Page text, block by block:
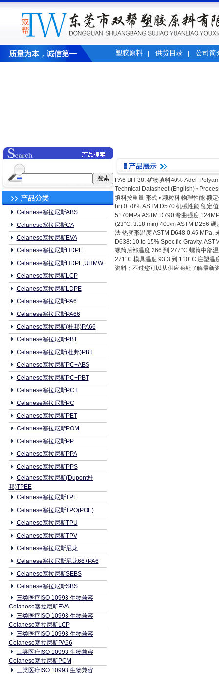
塑胶原料 供货目录 公司简
Celanese塞拉尼斯ABS
Celanese塞拉尼斯CA
Celanese塞拉尼斯EVA
Celanese塞拉尼斯HDPE
Celanese塞拉尼斯HDPE,UHMW
Celanese塞拉尼斯LCP
Celanese塞拉尼斯LDPE
Celanese塞拉尼斯PA6
Celanese塞拉尼斯PA66
Celanese塞拉尼斯(杜邦)PA66
Celanese塞拉尼斯PBT
Celanese塞拉尼斯(杜邦)PBT
Celanese塞拉尼斯PC+ABS
Celanese塞拉尼斯PC+PBT
Celanese塞拉尼斯PCT
Celanese塞拉尼斯PC
Celanese塞拉尼斯PET
Celanese塞拉尼斯POM
Celanese塞拉尼斯PP
Celanese塞拉尼斯PPA
Celanese塞拉尼斯PPS
Celanese塞拉尼斯(Dupont杜
邦)TPEE
Celanese塞拉尼斯TPE
Celanese塞拉尼斯TPO(POE)
Celanese塞拉尼斯TPU
Celanese塞拉尼斯TPV
Celanese塞拉尼斯尼龙
Celanese塞拉尼斯尼龙66+PA6
Celanese塞拉尼斯SEBS
Celanese塞拉尼斯SBS
三类医疗ISO 10993 生物兼容
Celanese塞拉尼斯EVA
三类医疗ISO 10993 生物兼容
Celanese塞拉尼斯LCP
三类医疗ISO 10993 生物兼容
Celanese塞拉尼斯PA66
三类医疗ISO 10993 生物兼容
Celanese塞拉尼斯POM
三类医疗ISO 10993 生物兼容
PA6 BH-38, 矿物填料40% Adell
Technical Datasheet (English) •
填料按重量 形式 • 颗粒料 物理性能 额
hr) 0.70% ASTM D570 机械性能 额定
5170MPa ASTM D790 弯曲强度
(23°C, 3.18 mm) 40J/m ASTM D256
法 热变形温度 ASTM D648 0.45 MPa,
D638: 10 to 15% Specific Gravity,
螺筒后部温度 266 到 277°C 螺筒中部
271°C 模具温度 93.3 到 110°C 注塑温
资料；不过您可以从供应商处了解最新